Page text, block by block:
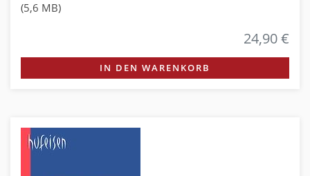
(5,6 MB)
24,90 €
IN DEN WARENKORB